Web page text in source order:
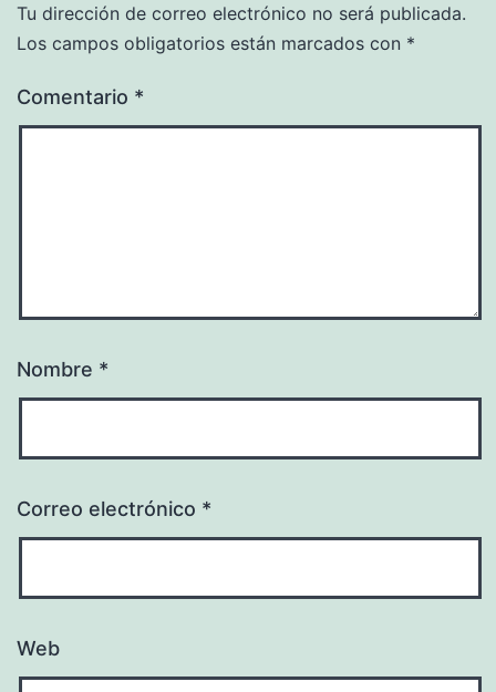
Tu dirección de correo electrónico no será publicada.
Los campos obligatorios están marcados con *
Comentario *
Nombre *
Correo electrónico *
Web